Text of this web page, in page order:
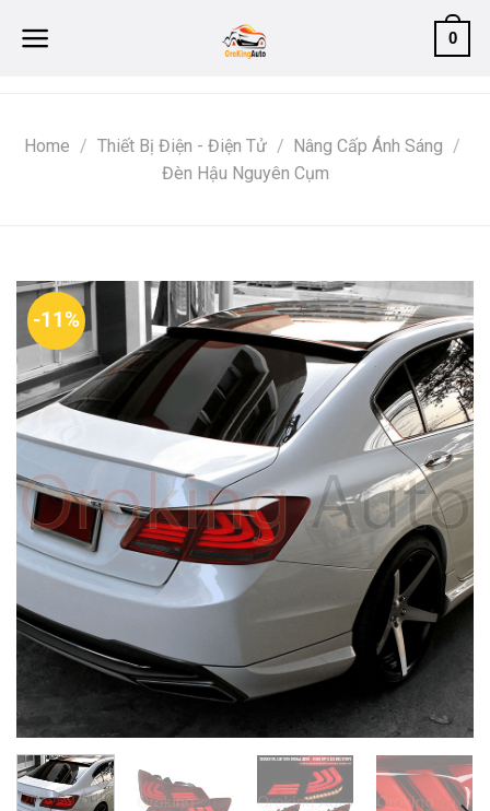
0
Home / Thiết Bị Điện - Điện Tử / Nâng Cấp Ánh Sáng /
Đèn Hậu Nguyên Cụm
-11%